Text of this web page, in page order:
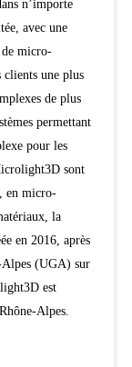
n’importe
avec une
micro-
une plus
de plus
permettant
pour les
sont
en micro-
la
en 2016, après
Alpes (UGA) sur
est
Alpes.